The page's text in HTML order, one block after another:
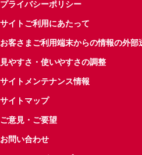
プライバシーポリシー
サイトご利用にあたって
お客さまご利用端末からの情報の外部
見やすさ・使いやすさの調整
サイトメンテナンス情報
サイトマップ
ご意見・ご要望
お問い合わせ